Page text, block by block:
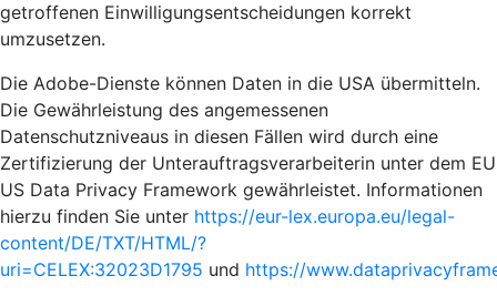
getroffenen Einwilligungsentscheidungen korrekt
umzusetzen.
Die Adobe-Dienste können Daten in die USA übermitteln.
Die Gewährleistung des angemessenen
Datenschutzniveaus in diesen Fällen wird durch eine
Zertifizierung der Unterauftragsverarbeiterin unter dem EU
US Data Privacy Framework gewährleistet. Informationen
hierzu finden Sie unter https://eur-lex.europa.eu/legal-
content/DE/TXT/HTML/?
uri=CELEX:32023D1795 und https://